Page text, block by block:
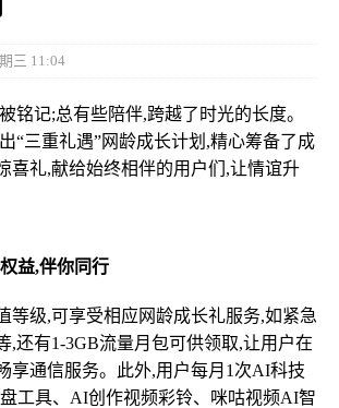
三 11:04
铭记;总有些陪伴,跨越了时光的长度。
“三重礼遇”网龄成长计划,精心筹备了成
喜礼,献给始终相伴的用户们,让情谊升
益,伴你同行
等级,可享受相应网龄成长礼服务,如紧急
,还有1-3GB流量月包可供领取,让用户在
享通信服务。此外,用户每月1次AI科技
工具、AI创作视频彩铃、咪咕视频AI智